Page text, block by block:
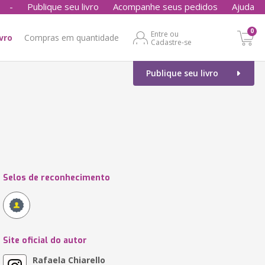
- Publique seu livro Acompanhe seus pedidos Ajuda
Compras em quantidade
Entre ou
Cadastre-se
0
Publique seu livro
Selos de reconhecimento
Site oficial do autor
Rafaela Chiarello